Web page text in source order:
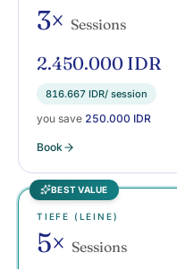
3× Sessions
2.450.000 IDR
816.667 IDR/ session
you save 250.000 IDR
Book
BEST VALUE
TIEFE (LEINE)
5× Sessions